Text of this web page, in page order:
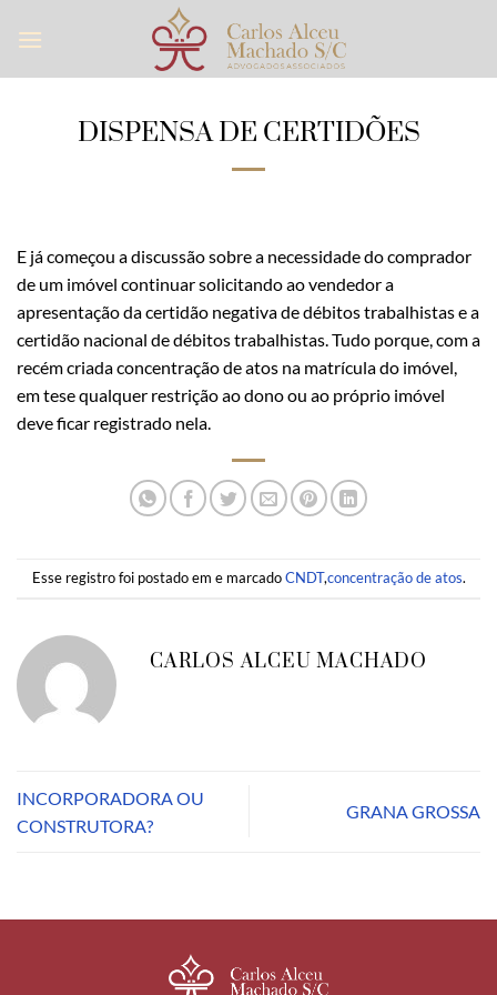
DISPENSA DE CERTIDÕES
E já começou a discussão sobre a necessidade do comprador
de um imóvel continuar solicitando ao vendedor a
apresentação da certidão negativa de débitos trabalhistas e a
certidão nacional de débitos trabalhistas. Tudo porque, com a
recém criada concentração de atos na matrícula do imóvel,
em tese qualquer restrição ao dono ou ao próprio imóvel
deve ficar registrado nela.
Esse registro foi postado em e marcadoCNDT,concentração de atos.
CARLOS ALCEU MACHADO
INCORPORADORA OU
CONSTRUTORA?
GRANA GROSSA